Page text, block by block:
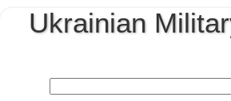
Ukrainian